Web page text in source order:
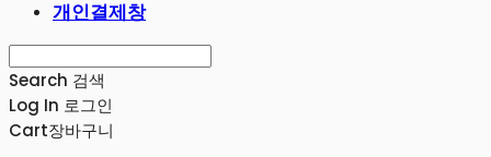
개인결제창
Search 검색
Log In 로그인
Cart장바구니